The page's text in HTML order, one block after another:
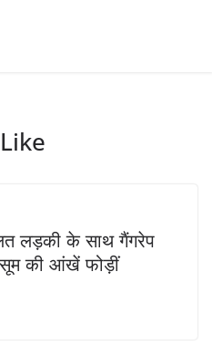
लड़की के साथ गैंगरेप
की आंखें फोड़ीं